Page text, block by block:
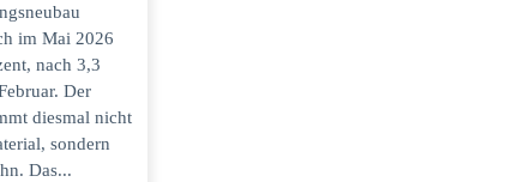
im Mai 2026
nach 3,3
Der
diesmal nicht
sondern
Das...